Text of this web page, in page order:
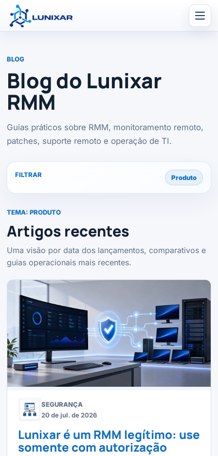
BLOG
Blog do Lunixar
RMM
Guias práticos sobre RMM, monitoramento remoto,
patches, suporte remoto e operação de TI.
FILTRAR Produto
TEMA: PRODUTO
Artigos recentes
Uma visão por data dos lançamentos, comparativos e
guias operacionais mais recentes.
SEGURANÇA
20 de jul. de 2026
Lunixar é um RMM legítimo: use
somente com autorização